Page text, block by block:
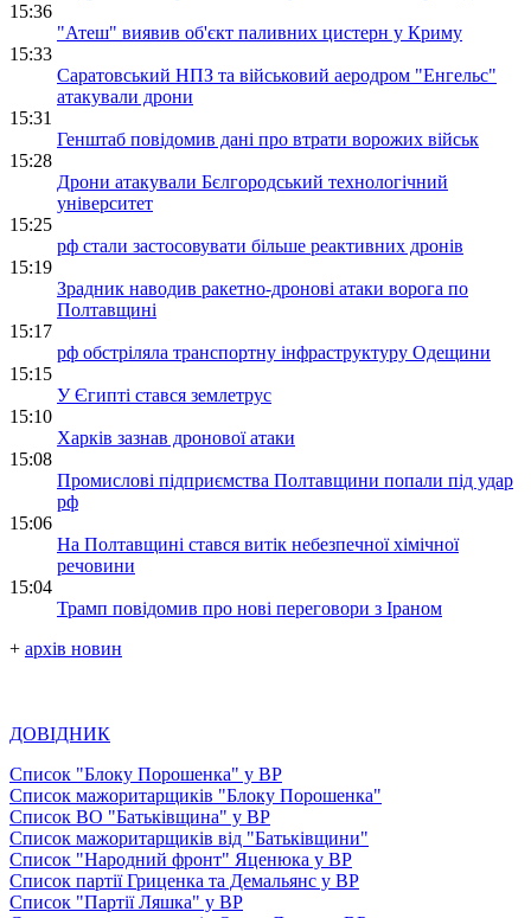
15:36
"Атеш" виявив об'єкт паливних цистерн у Криму
15:33
Саратовський НПЗ та військовий аеродром "Енгельс"
атакували дрони
15:31
Генштаб повідомив дані про втрати ворожих військ
15:28
Дрони атакували Бєлгородський технологічний
університет
15:25
рф стали застосовувати більше реактивних дронів
15:19
Зрадник наводив ракетно-дронові атаки ворога по
Полтавщині
15:17
рф обстріляла транспортну інфраструктуру Одещини
15:15
У Єгипті стався землетрус
15:10
Харків зазнав дронової атаки
15:08
Промислові підприємства Полтавщини попали під удар
рф
15:06
На Полтавщині стався витік небезпечної хімічної
речовини
15:04
Трамп повідомив про нові переговори з Іраном
+ архів новин
ДОВІДНИК
Список "Блоку Порошенка" у ВР
Список мажоритарщиків "Блоку Порошенка"
Список ВО "Батьківщина" у ВР
Список мажоритарщиків від "Батьківщини"
Список "Народний фронт" Яценюка у ВР
Список партії Гриценка та Демальянс у ВР
Список "Партії Ляшка" у ВР